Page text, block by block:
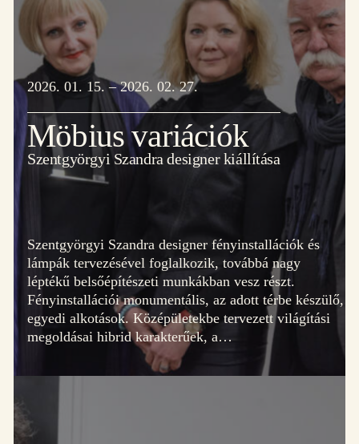
2026. 01. 15. – 2026. 02. 27.
Möbius variációk
Szentgyörgyi Szandra designer kiállítása
Szentgyörgyi Szandra designer fényinstallációk és
lámpák tervezésével foglalkozik, továbbá nagy
léptékű belsőépítészeti munkákban vesz részt.
Fényinstallációi monumentális, az adott térbe készülő,
egyedi alkotások. Középületekbe tervezett világítási
megoldásai hibrid karakterűek, a…